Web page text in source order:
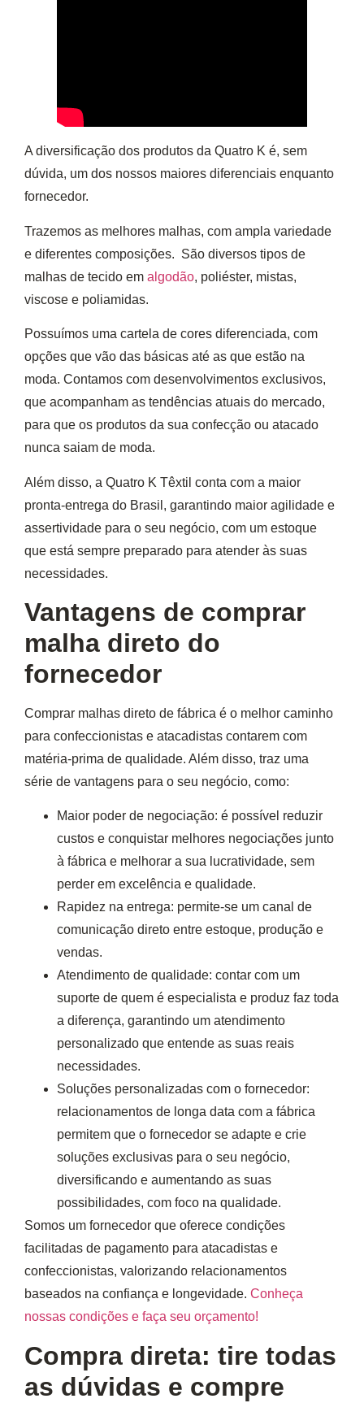
A diversificação dos produtos da Quatro K é, sem
dúvida, um dos nossos maiores diferenciais enquanto
fornecedor.
Trazemos as melhores malhas, com ampla variedade
e diferentes composições. São diversos tipos de
malhas de tecido em algodão, poliéster, mistas,
viscose e poliamidas.
Possuímos uma cartela de cores diferenciada, com
opções que vão das básicas até as que estão na
moda. Contamos com desenvolvimentos exclusivos,
que acompanham as tendências atuais do mercado,
para que os produtos da sua confecção ou atacado
nunca saiam de moda.
Além disso, a Quatro K Têxtil conta com a maior
pronta-entrega do Brasil , garantindo maior agilidade e
assertividade para o seu negócio, com um estoque
que está sempre preparado para atender às suas
necessidades.
Vantagens de comprar
malha direto do
fornecedor
Comprar malhas direto de fábrica é o melhor caminho
para confeccionistas e atacadistas contarem com
matéria-prima de qualidade. Além disso, traz uma
série de vantagens para o seu negócio, como:
Maior poder de negociação: é possível reduzir
custos e conquistar melhores negociações junto
à fábrica e melhorar a sua lucratividade, sem
perder em excelência e qualidade.
Rapidez na entrega: permite-se um canal de
comunicação direto entre estoque, produção e
vendas.
Atendimento de qualidade: contar com um
suporte de quem é especialista e produz faz toda
a diferença, garantindo um atendimento
personalizado que entende as suas reais
necessidades.
Soluções personalizadas com o fornecedor:
relacionamentos de longa data com a fábrica
permitem que o fornecedor se adapte e crie
soluções exclusivas para o seu negócio,
diversificando e aumentando as suas
possibilidades, com foco na qualidade.
Somos um fornecedor que oferece condições
facilitadas de pagamento para atacadistas e
confeccionistas, valorizando relacionamentos
baseados na confiança e longevidade. Conheça
nossas condições e faça seu orçamento!
Compra direta: tire todas
as dúvidas e compre